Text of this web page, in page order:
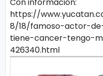
Con información:
https://
8/18/famoso-actor-
tiene-cancer-tengo-
426340.html